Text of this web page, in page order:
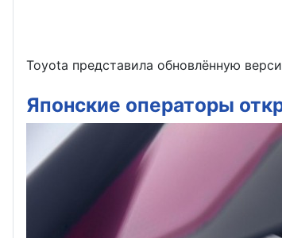
Toyota представила обновлённую
Японские операторы